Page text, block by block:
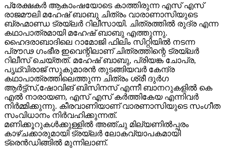
പ്രേക്ഷകർ ആകാംഷയോടെ കാത്തിരുന്ന എസ് എസ്
രാജമൗലി മഹേഷ് ബാബു ചിത്രം വാരാണാസിയുടെ
ബ്രഹ്മാണ്ഡ ട്രയ്ലർ റിലീസായി. ചിത്രത്തിൽ രുദ്ര എന്ന
കഥാപാത്രമായി മഹേഷ് ബാബു എത്തുന്നു.
ഹൈദരാബാദിലെ റാമോജി ഫിലിം സിറ്റിയിൽ നടന്ന
പ്രൗഢ ഗംഭീര ഇവെന്റിലാണ് ചിത്രത്തിന്റെ ട്രയ്ലർ
റിലീസ് ചെയ്തത്. മഹേഷ് ബാബു, പ്രിയങ്ക ചോപ്ര,
പൃഥ്വിരാജ് സുകുമാരൻ തുടങ്ങിയവർ കേന്ദ്ര
കഥാപാത്രത്തിലെത്തുന്ന ചിത്രം ശ്രീ ദുർഗ
ആർട്ട്സ്,ഷോവിങ് ബിസിനസ് എന്നീ ബാനറുകളിൽ കെ
എൽ നാരായണ, എസ് എസ് കർത്തികേയ എന്നിവർ
നിർമ്മിക്കുന്നു. കീരവാണിയാണ് വാരണാസിയുടെ സംഗീത
സംവിധാനം നിർവഹിക്കുന്നത്.
മണിക്കൂറുകൾക്കുള്ളിൽ അഞ്ചു മില്യണിൽപ്പരം
കാഴ്ചക്കാരുമായി ട്രയ്ലർ ലോകവ്യാപകമായി
ട്രെൻഡിങ്ങിൽ മുന്നിലാണ്.